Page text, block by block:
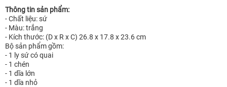
Thông tin sản phẩm:
- Chất liệu: sứ
- Màu: trắng
- Kích thước: (D x R x C) 26.8 x 17.8 x 23.6 cm
Bộ sản phẩm gồm:
- 1 ly sứ có quai
- 1 chén
- 1 dĩa lớn
- 1 dĩa nhỏ